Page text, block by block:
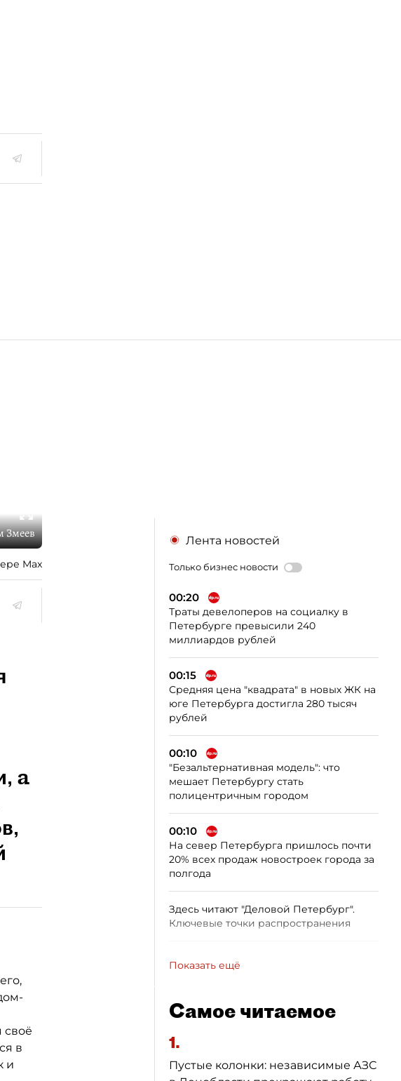
Змеев
Max
а
своё
в
и
Лента новостей
Только бизнес новости
00:20
Траты девелоперов на социалку в
Петербурге превысили 240
миллиардов рублей
00:15
Средняя цена "квадрата" в новых ЖК на
юге Петербурга достигла 280 тысяч
рублей
00:10
"Безальтернативная модель": что
мешает Петербургу стать
полицентричным городом
00:10
На север Петербурга пришлось почти
20% всех продаж новостроек города за
полгода
Здесь читают "Деловой Петербург".
Ключевые точки распространения
Показать ещё
Самое читаемое
1.
Пустые колонки: независимые АЗС